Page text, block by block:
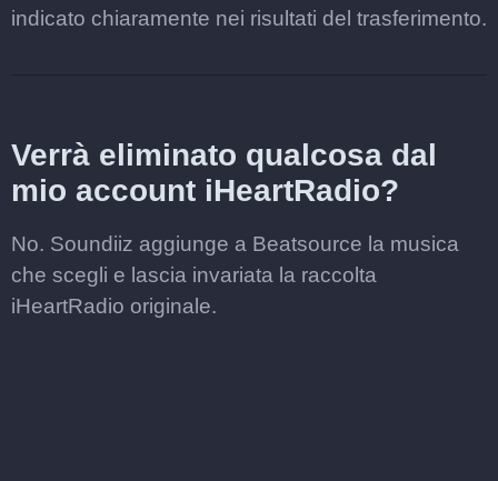
indicato chiaramente nei risultati del trasferimento.
Verrà eliminato qualcosa dal
mio account iHeartRadio?
No. Soundiiz aggiunge a Beatsource la musica
che scegli e lascia invariata la raccolta
iHeartRadio originale.